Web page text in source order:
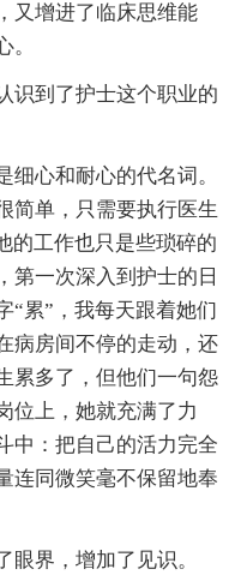
又增进了临床思维能
识到了护士这个职业的
心和耐心的代名词。
简单，只需要执行医生
的工作也只是些琐碎的
第一次深入到护士的日
“累”，我每天跟着她们
病房间不停的走动，还
累多了，但他们一句怨
位上，她就充满了力
中：把自己的活力完全
连同微笑毫不保留地奉
界，增加了见识。